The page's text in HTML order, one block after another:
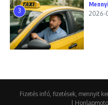
3 2026-
Fizetés infó, fizetések, mennyit
|